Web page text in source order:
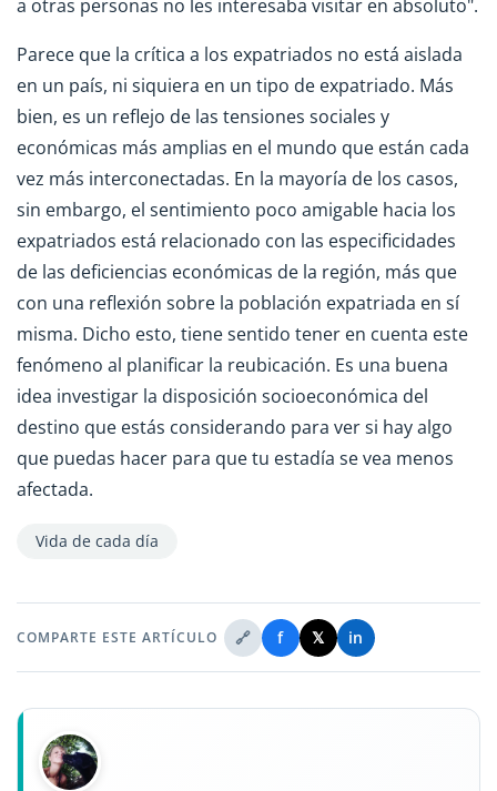
a otras personas no les interesaba visitar en absoluto".
Parece que la crítica a los expatriados no está aislada
en un país, ni siquiera en un tipo de expatriado. Más
bien, es un reflejo de las tensiones sociales y
económicas más amplias en el mundo que están cada
vez más interconectadas. En la mayoría de los casos,
sin embargo, el sentimiento poco amigable hacia los
expatriados está relacionado con las especificidades
de las deficiencias económicas de la región, más que
con una reflexión sobre la población expatriada en sí
misma. Dicho esto, tiene sentido tener en cuenta este
fenómeno al planificar la reubicación. Es una buena
idea investigar la disposición socioeconómica del
destino que estás considerando para ver si hay algo
que puedas hacer para que tu estadía se vea menos
afectada.
Vida de cada día
COMPARTE ESTE ARTÍCULO 🔗 f 𝕏 in